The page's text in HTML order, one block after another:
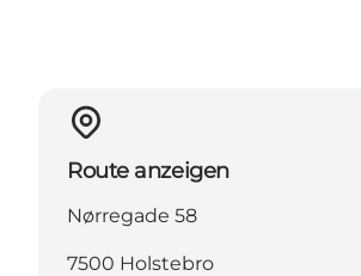
Route anzeigen
Nørregade 58
7500 Holstebro